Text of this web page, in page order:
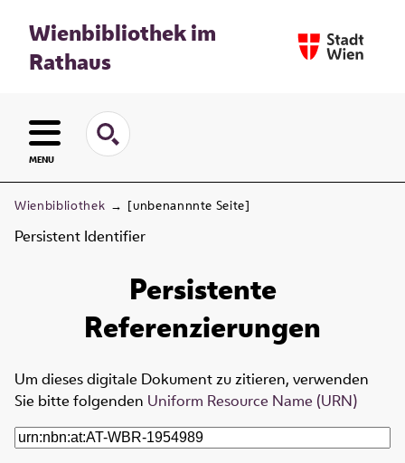
Wienbibliothek im
Rathaus
MENU
Wienbibliothek → [unbenannnte Seite]
Persistent Identifier
Persistente
Referenzierungen
Um dieses digitale Dokument zu zitieren, verwenden
Sie bitte folgenden Uniform Resource Name (URN)